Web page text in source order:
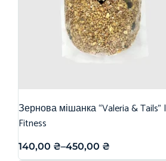
Зернова мішанка “Valeria & Tails” |
Fitness
140,00 ₴–450,00 ₴